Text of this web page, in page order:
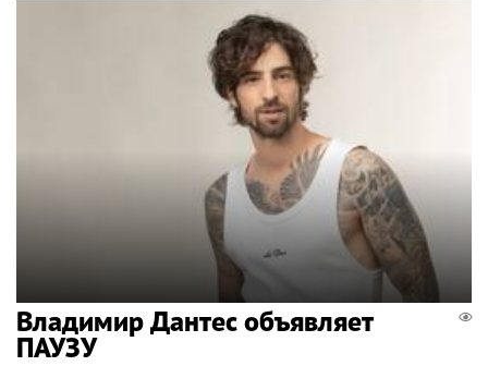
Владимир Дантес объявляет
ПАУЗУ